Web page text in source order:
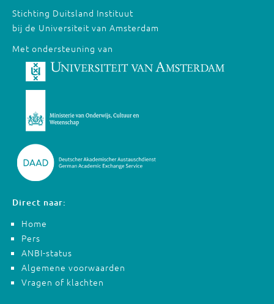
Stichting Duitsland Instituut
bij de Universiteit van Amsterdam
Met ondersteuning van
Direct naar:
Home
Pers
ANBI-status
Algemene voorwaarden
Vragen of klachten